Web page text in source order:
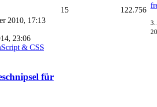
2010, 17:13
23:06
& CSS
15 122.756
3.
für